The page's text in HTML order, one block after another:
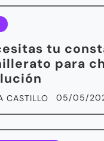
tu
para
CASTILLO 05/05/